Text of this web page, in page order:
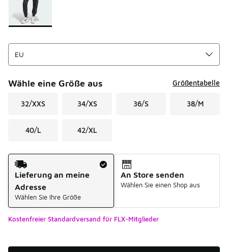
Wähle eine Größe aus Größentabelle
32/XXS 34/XS 36/S 38/M
40/L 42/XL
Versandart
Lieferung an meine
Adresse
Wählen Sie Ihre Größe
An Store senden
Wählen Sie einen Shop aus
Kostenfreier Standardversand für FLX-Mitglieder